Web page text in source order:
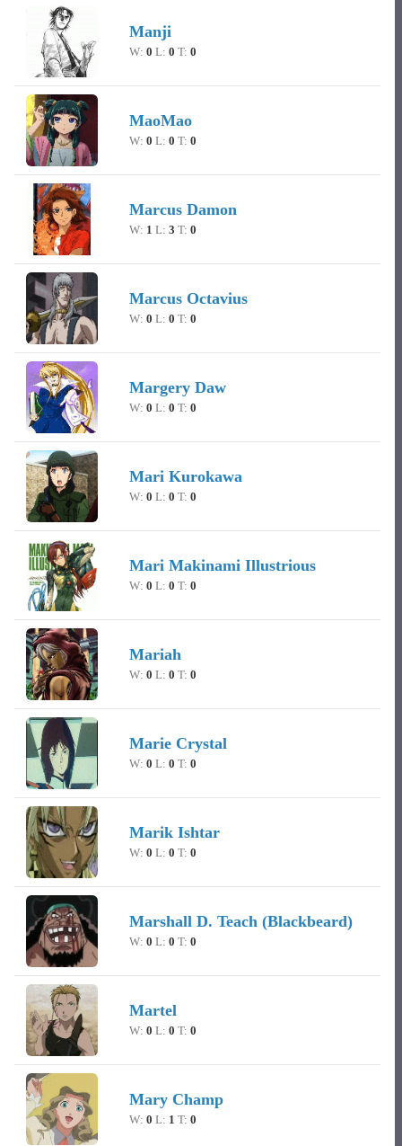
Manji
W: 0 L: 0 T: 0
MaoMao
W: 0 L: 0 T: 0
Marcus Damon
W: 1 L: 3 T: 0
Marcus Octavius
W: 0 L: 0 T: 0
Margery Daw
W: 0 L: 0 T: 0
Mari Kurokawa
W: 0 L: 0 T: 0
Mari Makinami Illustrious
W: 0 L: 0 T: 0
Mariah
W: 0 L: 0 T: 0
Marie Crystal
W: 0 L: 0 T: 0
Marik Ishtar
W: 0 L: 0 T: 0
Marshall D. Teach (Blackbeard)
W: 0 L: 0 T: 0
Martel
W: 0 L: 0 T: 0
Mary Champ
W: 0 L: 1 T: 0